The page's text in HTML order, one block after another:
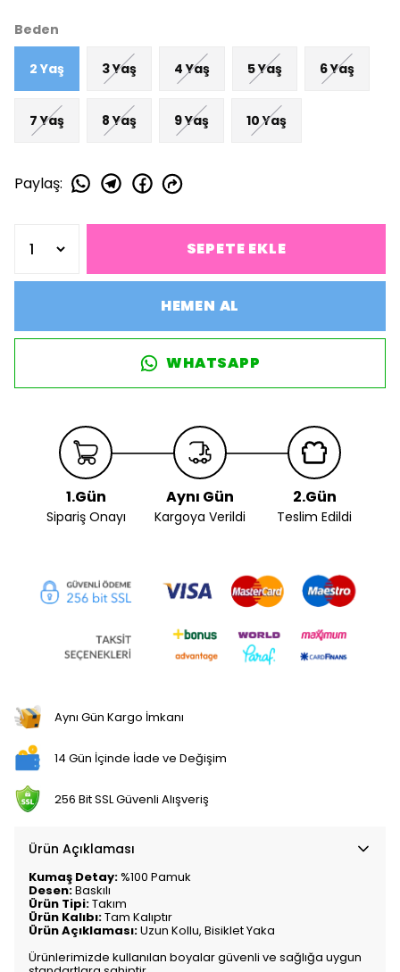
Beden
2 Yaş 3 Yaş 4 Yaş 5 Yaş 6 Yaş
7 Yaş 8 Yaş 9 Yaş 10 Yaş
Paylaş:
SEPETE EKLE
HEMEN AL
WHATSAPP
1.Gün
Sipariş Onayı
Aynı Gün
Kargoya Verildi
2.Gün
Teslim Edildi
Aynı Gün Kargo İmkanı
14 Gün İçinde İade ve Değişim
256 Bit SSL Güvenli Alışveriş
Ürün Açıklaması
Kumaş Detay:%100 Pamuk
Desen:Baskılı
Ürün Tipi:Takım
Ürün Kalıbı:Tam Kalıptır
Ürün Açıklaması:Uzun Kollu, Bisiklet Yaka
Ürünlerimizde kullanılan boyalar güvenli ve sağlığa uygun